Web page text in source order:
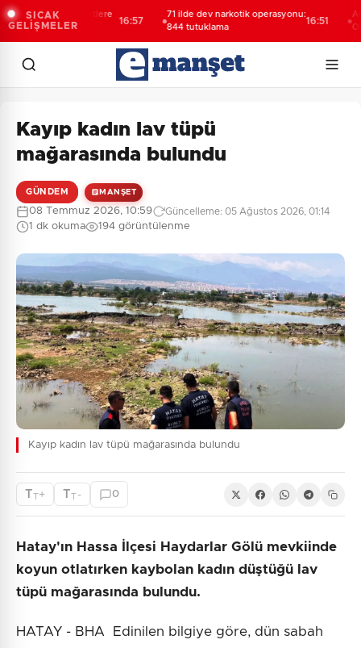
SICAK
GELİŞMELER
afetlere
mobil araç
71 ilde dev narkotik operasyonu:
844 tutuklama
16:51
Adalet
Kayıp kadın lav tüpü
mağarasında bulundu
GÜNDEM MANŞET
08 Temmuz 2026, 10:59 Güncelleme: 05 Ağustos 2026, 01:14
1 dk okuma 194 görüntülenme
Kayıp kadın lav tüpü mağarasında bulundu
TT+ TT - 0
Hatay'ın Hassa İlçesi Haydarlar Gölü mevkiinde
koyun otlatırken kaybolan kadın düştüğü lav
tüpü mağarasında bulundu.
HATAY - BHA Edinilen bilgiye göre, dün sabah